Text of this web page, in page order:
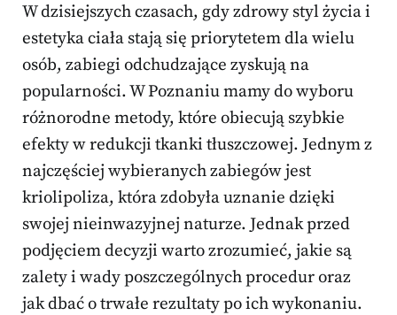
W dzisiejszych czasach, gdy zdrowy styl życia i
estetyka ciała stają się priorytetem dla wielu
osób, zabiegi odchudzające zyskują na
popularności. W Poznaniu mamy do wyboru
różnorodne metody, które obiecują szybkie
efekty w redukcji tkanki tłuszczowej. Jednym z
najczęściej wybieranych zabiegów jest
kriolipoliza, która zdobyła uznanie dzięki
swojej nieinwazyjnej naturze. Jednak przed
podjęciem decyzji warto zrozumieć, jakie są
zalety i wady poszczególnych procedur oraz
jak dbać o trwałe rezultaty po ich wykonaniu.